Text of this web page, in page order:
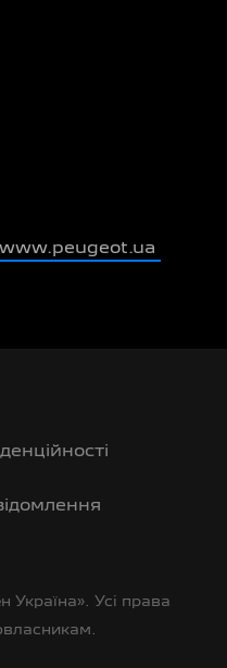
www.peugeot.ua
Україна». Усі права